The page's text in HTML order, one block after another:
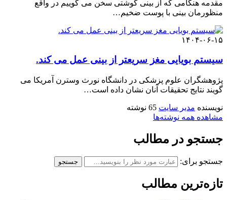
مقدمه هنگامی که از بینی گوشتی سخن می گوییم در واقع
منظورمان بینی با پوست ضخیم…
۱۴۰۴-۰۶-۱۵
سیستم بویایی مغز سریعتر از بینی عمل می کند.
پژوهشگران علوم پزشکی در دانشگاه نورث وسترن آمریکا می
گویند نتایج تحقیقات آنان نشان داده است…
نویسنده مدیر سایت 65 نوشته
مشاهده همه نوشته‌ها
جستجو در مطالب
جستجو برای: جستجو
تازه‌ترین مطالب